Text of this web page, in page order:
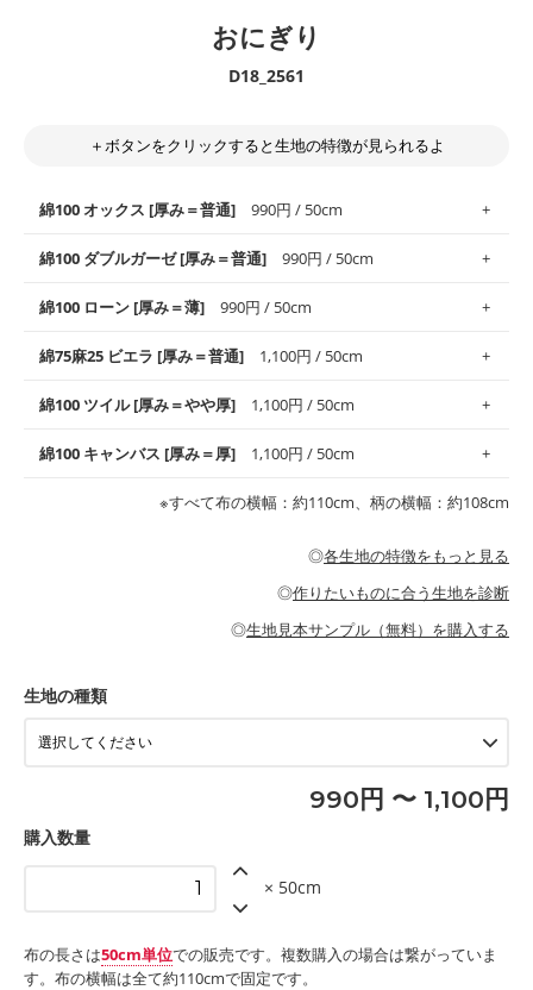
おにぎり
D18_2561
＋ボタンをクリックすると生地の特徴が見られるよ
綿100 オックス [厚み＝普通] 990円 / 50cm
使いやすさNo.1！しなやかさと適度な張りを併せ持ち、通気性の
高さがオックス生地の特徴です。当サイトのオックス生地は、
般にお使いいただけます。
※レッスンバッグ、上履き袋などの通園通学グッズにはツイル生
・布団カバーなどの寝具、カーテン
綿100 ダブルガーゼ [厚み＝普通] 990円 / 50cm
柔らかくふんわりとした肌触りが特徴です。ベビー用品やハンカ
チなど直接肌に触れるアイテムに最適です。高い吸湿性・通気性
す。
・スタイ、おくるみなどのベビーグッズ
・ブラウス、チュニック、ワンピースなどの洋服
・パジャマなどの寝具
綿100 ローン [厚み＝薄] 990円 / 50cm
上質で薄手の平織りの生地です。軽やかさとなめらかな手触りの
良さが魅力。透け感があるので、涼しげなトップスなどに最適で
・ブラウス、シャツ、チュニックなどのトップス
綿75麻25 ビエラ [厚み＝普通] 1,100円 / 50cm
コットン75％リネン25％の当店のビエラ生地は、オックス生地よ
りもふんわりとした柔らかい質感と適度な落ち感を感じられるの
綿100 ツイル [厚み＝やや厚] 1,100円 / 50cm
綾織りの生地です。しっかりとした張りと厚みがありながらも柔
らかいのが特徴です。生地の厚みは中厚手です。1枚でも透け感
・カーテン、エプロン、テーブルクロスなどの暮らしのアイテム
・パンツ、タックスカートなどのボトムス
もっと詳しく見る
綿100 キャンバス [厚み＝厚] 1,100円 / 50cm
耐久性があります。トートバッグ・ポーチ・ペンケースなどの布
小物、インテリア用品に向いています。
・工作用エプロン
もっと詳しく見る
※すべて布の横幅：約110cm、柄の横幅：約108cm
◎各生地の特徴をもっと見る
◎作りたいものに合う生地を診断
◎生地見本サンプル（無料）を購入する
生地の種類
990円 〜 1,100円
購入数量
× 50cm
布の長さは50cm単位での販売です。複数購入の場合は繋がっていま
す。布の横幅は全て約110cmで固定です。